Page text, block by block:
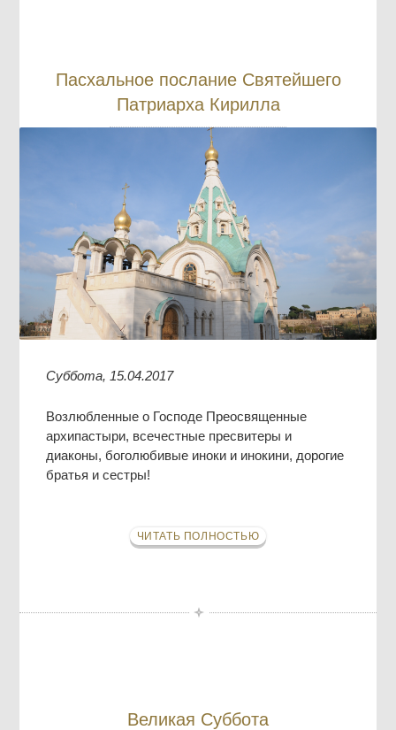
Пасхальное послание Святейшего
Патриарха Кирилла
Суббота, 15.04.2017
Возлюбленные о Господе Преосвященные
архипастыри, всечестные пресвитеры и
диаконы, боголюбивые иноки и инокини, дорогие
братья и сестры!
ЧИТАТЬ ПОЛНОСТЬЮ
Великая Суббота